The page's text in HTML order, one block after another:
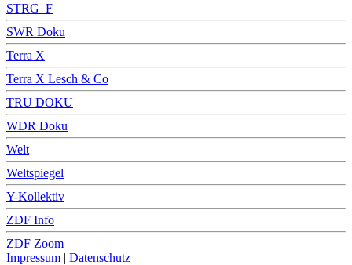
STRG_F
SWR Doku
Terra X
Terra X Lesch & Co
TRU DOKU
WDR Doku
Welt
Weltspiegel
Y-Kollektiv
ZDF Info
ZDF Zoom
Impressum | Datenschutz